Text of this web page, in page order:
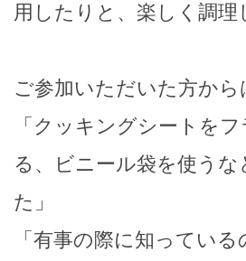
用したりと、楽しく調理
ご参加いただいた方から
「クッキングシートを
る、ビニール袋を使う
た」
「有事の際に知ってい